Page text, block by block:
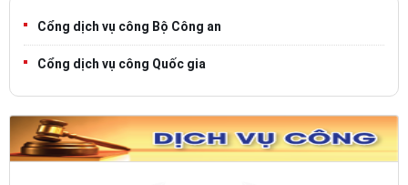
Cổng dịch vụ công Bộ Công an
Cổng dịch vụ công Quốc gia